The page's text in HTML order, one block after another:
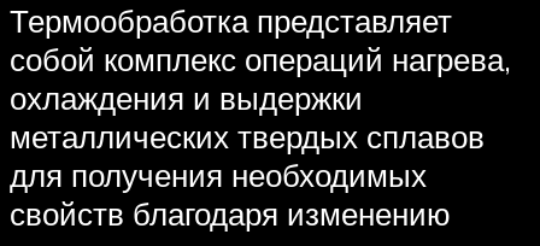
Термообработка представляет
собой комплекс операций нагрева,
охлаждения и выдержки
металлических твердых сплавов
для получения необходимых
свойств благодаря изменению